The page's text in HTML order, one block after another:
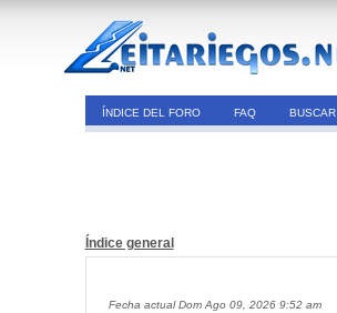
ÍNDICE DEL FORO FAQ BUSCAR
Índice general
Fecha actual Dom Ago 09, 2026 9:52 am